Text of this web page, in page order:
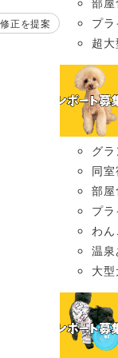
正を提案
プ
超
グ
同
部屋
プ
わん
温泉
大